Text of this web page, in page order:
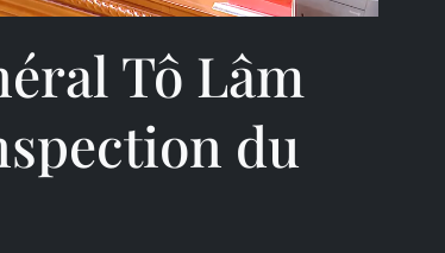
Tô Lâm
du